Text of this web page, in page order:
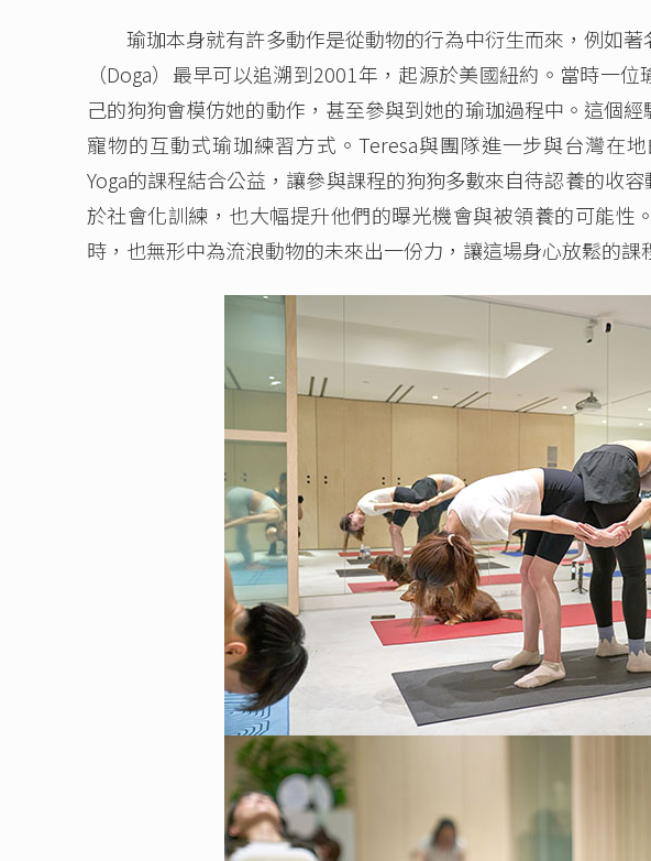
瑜珈本身就有許多動作是從動物的行為中衍生而來，例如著
（Doga）最早可以追溯到2001年，起源於美國紐約。當時一
己的狗狗會模仿她的動作，甚至參與到她的瑜珈過程中。這個
寵物的互動式瑜珈練習方式。Teresa與團隊進一步與台灣在
Yoga的課程結合公益，讓參與課程的狗狗多數來自待認養的收
於社會化訓練，也大幅提升他們的曝光機會與被領養的可能性
時，也無形中為流浪動物的未來出一份力，讓這場身心放鬆的課